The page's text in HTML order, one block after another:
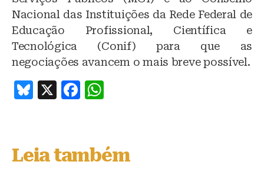
Nacional das Instituições da Rede Federal de
Educação Profissional, Científica e
Tecnológica (Conif) para que as
negociações avancem o mais breve possível.
B
s
k
X
F
e
b
s
A
Leia também